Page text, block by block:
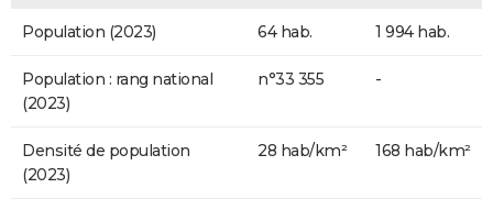
Population (2023) 64 hab. 1 994 hab.
Population : rang national
(2023)
n°33 355 -
Densité de population
(2023)
28 hab/km² 168 hab/km²